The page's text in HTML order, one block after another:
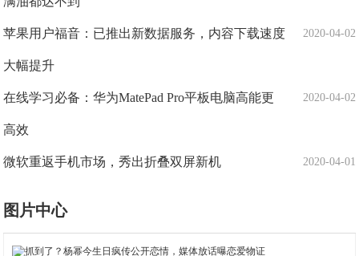
2020-04-02
苹果用户福音：已推出新数据服务，内容下载速度
大幅提升
2020-04-02
在线学习必备：华为MatePad Pro平板电脑高能更
高效
2020-04-01
微软重返手机市场，秀出折叠双屏新机
图片中心